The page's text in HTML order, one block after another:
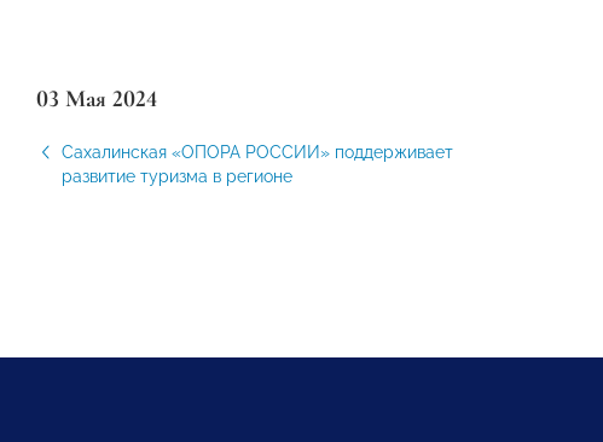
03 Мая 2024
Сахалинская «ОПОРА РОССИИ» поддерживает
развитие туризма в регионе